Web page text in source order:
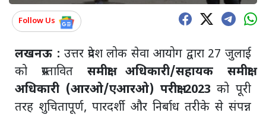
Follow Us
लखनऊ : उत्तर प्रदेश लोक सेवा आयोग द्वारा 27 जुलाई
को प्रस्तावित समीक्षा अधिकारी/सहायक समीक्षा
अधिकारी (आरओ/एआरओ) परीक्षा-2023को पूरी
तरह शुचितापूर्ण, पारदर्शी और निर्बाध तरीके से संपन्न